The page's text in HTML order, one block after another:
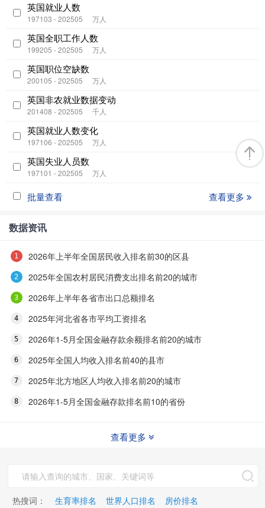
英国就业人数
197103 - 202505 万人
英国全职工作人数
199205 - 202505 万人
英国职位空缺数
200105 - 202505 万人
英国非农就业数据变动
201408 - 202505 千人
英国就业人数变化
197106 - 202505 万人
英国失业人员数
197101 - 202505 万人
批量查看 查看更多
数据资讯
2026年上半年全国居民收入排名前30的区县
2025年全国农村居民消费支出排名前20的城市
2026年上半年各省市出口总额排名
2025年河北省各市平均工资排名
2026年1-5月全国金融存款余额排名前20的城市
2025年全国人均收入排名前40的县市
2025年北方地区人均收入排名前20的城市
2026年1-5月全国金融存款排名前10的省份
查看更多
热搜词： 生育率排名 世界人口排名 房价排名